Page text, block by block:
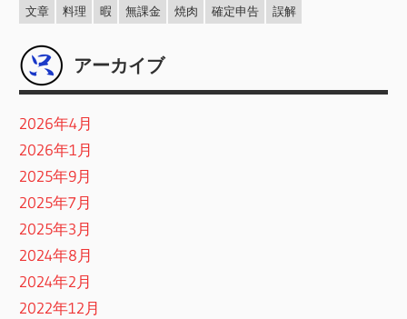
文章
料理 暇 無課金 焼肉 確定申告 誤解
アーカイブ
2026年4月
2026年1月
2025年9月
2025年7月
2025年3月
2024年8月
2024年2月
2022年12月